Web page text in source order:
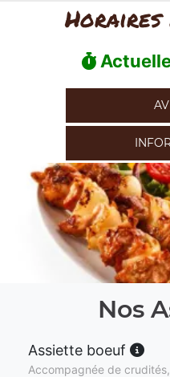
Horaires
Nos
Assiette boeuf
Accompagnée de